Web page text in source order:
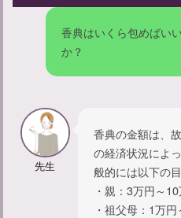
参列する際のマナー：葬儀に適
香典はいくら包めばい
か？
先生
香典の金額は、
の経済状況によ
般的には以下の
・親：3万円～
・祖父母：1万